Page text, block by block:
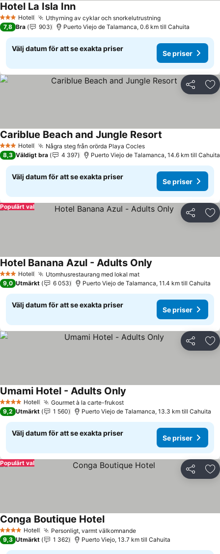
3 StjärnorHotell Uthyrning av cyklar och snorkelutrustningSe priser
Hotel La Isla InnSe priser
7,8 Bra 903 Puerto Viejo de Talamanca, 0.6 km till Cahuita
Välj datum för att se exakta priser
Se priser
Dela
3 StjärnorHotell Några steg från orörda Playa CoclesSe priser
Cariblue Beach and Jungle Resort
8,3 Väldigt bra 4 397 Puerto Viejo de Talamanca, 14.6 km till Cahuita
Välj datum för att se exakta priser
Se priser
Dela
Populärt val
3 StjärnorHotell Utomhusrestaurang med lokal matSe priser
Hotel Banana Azul - Adults Only
9,0 Utmärkt 6 053 Puerto Viejo de Talamanca, 11.4 km till Cahuita
Välj datum för att se exakta priser
Se priser
Dela
4 StjärnorHotell Gourmet à la carte-frukostSe priser
Umami Hotel - Adults Only
9,2 Utmärkt 1 560 Puerto Viejo de Talamanca, 13.3 km till Cahuita
Välj datum för att se exakta priser
Se priser
Dela
Populärt val
4 StjärnorHotell Personligt, varmt välkomnandeSe priser
Conga Boutique HotelSe priser
9,3 Utmärkt 1 362 Puerto Viejo, 13.7 km till Cahuita